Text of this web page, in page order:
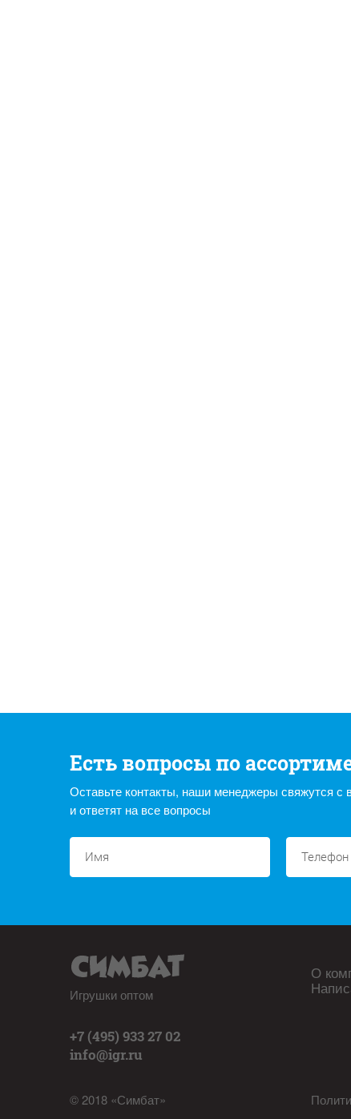
Есть вопросы по
Оставьте контакты, наши менеджеры свяжутся с
и ответят на все вопросы
Игрушки оптом
+7 (495) 933 27 02
info@igr.ru
© 2018 «Симбат»
О